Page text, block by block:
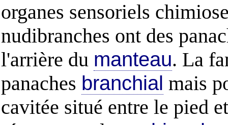
organes sensoriels
nudibranches ont des
l'arrière du manteau. La
panaches branchial mais
cavitée situé entre le pied